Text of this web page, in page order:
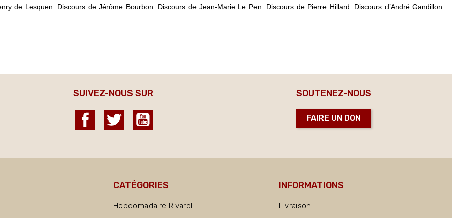
de Lesquen. Discours de Jérôme Bourbon. Discours de Jean-Marie Le Pen. Discours de Pierre Hillard. Discours d’André Gandillon.
SUIVEZ-NOUS SUR
Facebook Twitter
SOUTENEZ-NOUS
FAIRE UN DON
CATÉGORIES
Hebdomadaire Rivarol
INFORMATIONS
Livraison